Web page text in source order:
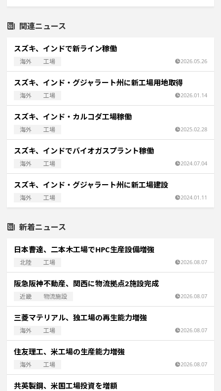
関連ニュース
スズキ、インドで新ライン稼働
海外 工場 2026.05.26
スズキ、インド・グジャラート州に新工場用地取得
海外 工場 2026.01.14
スズキ、インド・カルコダ工場稼働
海外 工場 2025.02.28
スズキ、インドでバイオガスプラント稼働
海外 工場 2024.07.04
スズキ、インド・グジャラート州に新工場建設
海外 工場 2024.01.11
新着ニュース
日本曹達、二本木工場でHPC生産設備増強
北陸 工場 2026.08.07
阪急阪神不動産、関西に物流拠点2施設完成
近畿 物流施設 2026.08.07
三菱マテリアル、独工場の再生能力増強
海外 工場 2026.08.07
住友理工、米工場の生産能力増強
海外 工場 2026.08.07
共英製鋼、米国工場投資を増額